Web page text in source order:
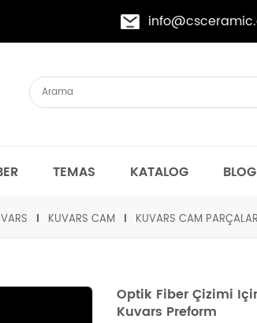
TEMAS KATALOG BLOG
KUVARS CAM KUVARS CAM
Optik Fiber Çizimi
Kuvars Preform